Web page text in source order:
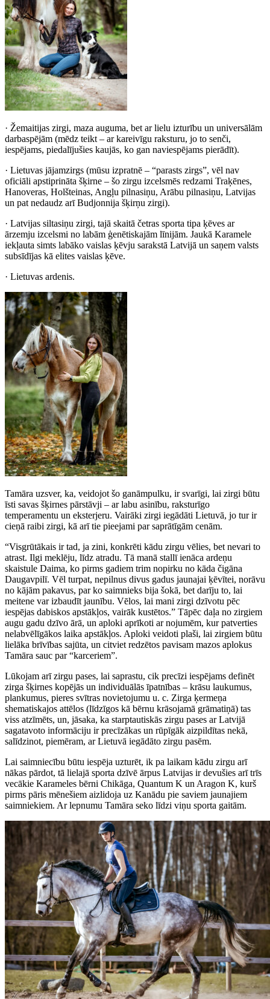
· Žemaitijas zirgi, maza auguma, bet ar lielu izturību un universālām
darbaspējām (mēdz teikt – ar kareivīgu raksturu, jo to senči,
iespējams, piedalījušies kaujās, ko gan naviespējams pierādīt).
· Lietuvas jājamzirgs (mūsu izpratnē – “parasts zirgs”, vēl nav
oficiāli apstiprināta šķirne – šo zirgu izcelsmēs redzami Traķēnes,
Hanoveras, Holšteinas, Angļu pilnasiņu, Arābu pilnasiņu, Latvijas
un pat nedaudz arī Budjonnija šķirņu zirgi).
· Latvijas siltasiņu zirgi, tajā skaitā četras sporta tipa ķēves ar
ārzemju izcelsmi no labām ģenētiskajām līnijām. Jaukā Karamele
iekļauta simts labāko vaislas ķēvju sarakstā Latvijā un saņem valsts
subsīdījas kā elites vaislas ķēve.
· Lietuvas ardenis.
Tamāra uzsver, ka, veidojot šo ganāmpulku, ir svarīgi, lai zirgi būtu
īsti savas šķirnes pārstāvji – ar labu asinību, raksturīgo
temperamentu un eksterjeru. Vairāki zirgi iegādāti Lietuvā, jo tur ir
cieņā raibi zirgi, kā arī tie pieejami par saprātīgām cenām.
“Visgrūtākais ir tad, ja zini, konkrēti kādu zirgu vēlies, bet nevari to
atrast. Ilgi meklēju, līdz atradu. Tā manā stallī ienāca ardeņu
skaistule Daima, ko pirms gadiem trim nopirku no kāda čigāna
Daugavpilī. Vēl turpat, nepilnus divus gadus jaunajai ķēvītei, norāvu
no kājām pakavus, par ko saimnieks bija šokā, bet darīju to, lai
meitene var izbaudīt jaunību. Vēlos, lai mani zirgi dzīvotu pēc
iespējas dabiskos apstākļos, vairāk kustētos.” Tāpēc daļa no zirgiem
augu gadu dzīvo ārā, un aploki aprīkoti ar nojumēm, kur patverties
nelabvēlīgākos laika apstākļos. Aploki veidoti plaši, lai zirgiem būtu
lielāka brīvības sajūta, un citviet redzētos pavisam mazos aplokus
Tamāra sauc par “karceriem”.
Lūkojam arī zirgu pases, lai saprastu, cik precīzi iespējams definēt
zirga šķirnes kopējās un individuālās īpatnības – krāsu laukumus,
plankumus, pieres svītras novietojumu u. c. Zirga ķermeņa
shematiskajos attēlos (līdzīgos kā bērnu krāsojamā grāmatiņā) tas
viss atzīmēts, un, jāsaka, ka starptautiskās zirgu pases ar Latvijā
sagatavoto informāciju ir precīzākas un rūpīgāk aizpildītas nekā,
salīdzinot, piemēram, ar Lietuvā iegādāto zirgu pasēm.
Lai saimniecību būtu iespēja uzturēt, ik pa laikam kādu zirgu arī
nākas pārdot, tā lielajā sporta dzīvē ārpus Latvijas ir devušies arī trīs
vecākie Karameles bērni Chikāga, Quantum K un Aragon K, kurš
pirms pāris mēnešiem aizlidoja uz Kanādu pie saviem jaunajiem
saimniekiem. Ar lepnumu Tamāra seko līdzi viņu sporta gaitām.